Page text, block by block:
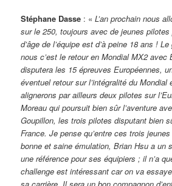
Stéphane Dasse : «L’an prochain nous
sur le 250, toujours avec de jeunes
d’âge de l’équipe est d’à peine 18 ans !
nous c’est le retour en Mondial MX2 avec
disputera les 15 épreuves Européennes,
éventuel retour sur l’intégralité du Mondial
alignerons par ailleurs deux pilotes sur
Moreau qui poursuit bien sûr l’aventure
Goupillon, les trois pilotes disputant bien
France. Je pense qu’entre ces trois
bonne et saine émulation, Brian Hsu a un
une référence pour ses équipiers ; il n’a
challenge est intéressant car on va